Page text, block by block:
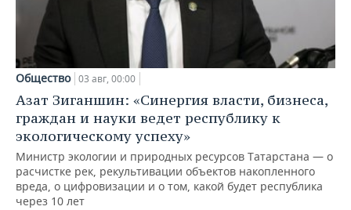
Общество 03 авг, 00:00
Азат Зиганшин: «Синергия власти, бизнеса,
граждан и науки ведет республику к
экологическому успеху»
Министр экологии и природных ресурсов Татарстана — о
расчистке рек, рекультивации объектов накопленного
вреда, о цифровизации и о том, какой будет республика
через 10 лет